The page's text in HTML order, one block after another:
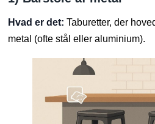
Hvad er det: Taburetter, der
metal (ofte stål eller aluminium).